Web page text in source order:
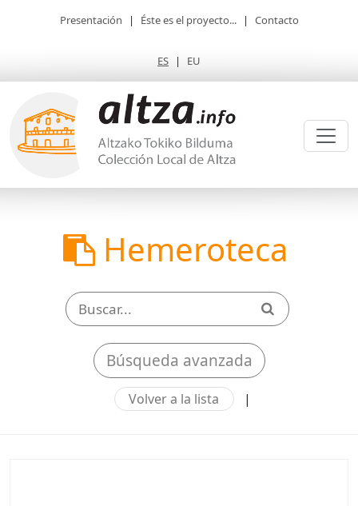
Presentación | Éste es el proyecto... | Contacto
ES | EU
Hemeroteca
Búsqueda avanzada
Volver a la lista |